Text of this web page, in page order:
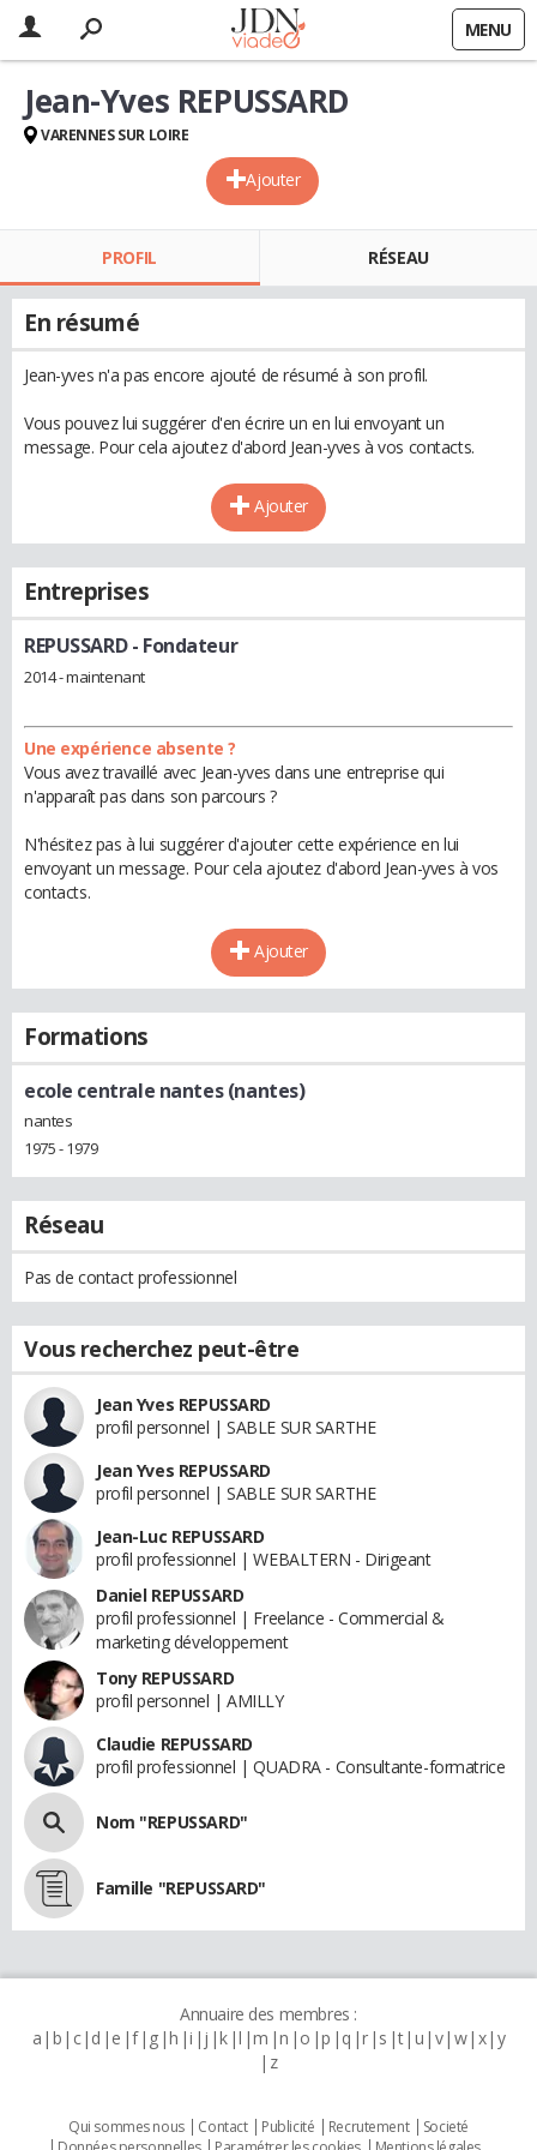
MENU
Ajouter
Jean-Yves REPUSSARD
VARENNES SUR LOIRE
PROFIL RÉSEAU
En résumé
Jean-yves n'a pas encore ajouté de résumé à son profil.
Vous pouvez lui suggérer d'en écrire un en lui envoyant un
message. Pour cela ajoutez d'abord Jean-yves à vos contacts.
Ajouter
Entreprises
REPUSSARD- Fondateur
2014 - maintenant
Une expérience absente ?
Vous avez travaillé avec Jean-yves dans une entreprise qui
n'apparaît pas dans son parcours ?
N'hésitez pas à lui suggérer d'ajouter cette expérience en lui
envoyant un message. Pour cela ajoutez d'abord Jean-yves à vos
contacts.
Ajouter
Formations
ecole centrale nantes (nantes)
nantes
1975 - 1979
Réseau
Pas de contact professionnel
Vous recherchez peut-être
Jean Yves REPUSSARD
profil personnel | SABLE SUR SARTHE
Jean Yves REPUSSARD
profil personnel | SABLE SUR SARTHE
Jean-Luc REPUSSARD
profil professionnel | WEBALTERN - Dirigeant
Daniel REPUSSARD
profil professionnel | Freelance - Commercial &
marketing développement
Tony REPUSSARD
profil personnel | AMILLY
Claudie REPUSSARD
profil professionnel | QUADRA - Consultante-formatrice
Nom "REPUSSARD"
Famille "REPUSSARD"
Annuaire des membres :
a b c d e f g h i j k l m n o p q r s t u v w x y
z
Qui sommes nous Contact Publicité Recrutement
Societé